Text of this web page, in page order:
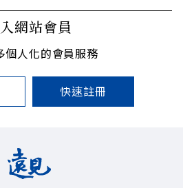
網站會員
個人化的會員服務
快速註冊